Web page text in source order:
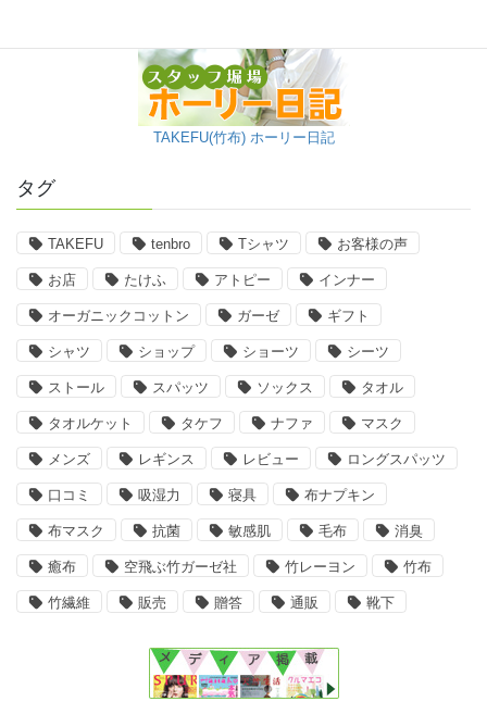
TAKEFU(竹布) ホーリー日記
タグ
TAKEFU tenbro Tシャツ お客様の声
お店 たけふ アトピー インナー
オーガニックコットン ガーゼ ギフト
シャツ ショップ ショーツ シーツ
ストール スパッツ ソックス タオル
タオルケット タケフ ナファ マスク
メンズ レギンス レビュー ロングスパッツ
口コミ 吸湿力 寝具 布ナプキン
布マスク 抗菌 敏感肌 毛布 消臭
癒布 空飛ぶ竹ガーゼ社 竹レーヨン 竹布
竹繊維 販売 贈答 通販 靴下